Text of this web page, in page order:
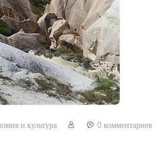
и культура 0 комментариев